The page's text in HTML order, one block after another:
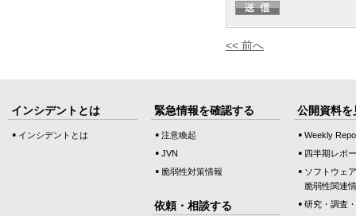
<< 前へ
インシデントとは
インシデントとは
緊急情報を確認する
注意喚起
JVN
脆弱性対策情報
依頼・相談する
公開資料を
Weekly
四半期レポ
ソフトウェ
脆弱性関連
研究・調査